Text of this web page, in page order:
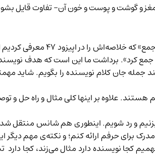
و گوشت و پوست و خون آن- تفاوت قایل
که خلاصه‌اش را دراپیزود ۴۷
معرفی
کرد». برداشت ما این است که هدف
جمله جان کلام نویسنده را بگویم. شاید
علاوه بر اینها کلی مثال و راه حل و
و رد شویم. اینطوری هم شانس منتقل
برای حرفم ارائه کنم؛ و نکته‌ی مهم دیگر
کجا نویسنده دارد مثال می‌زند، کجا دارد